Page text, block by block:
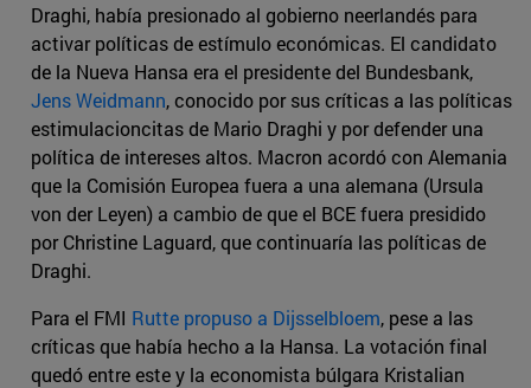
Draghi, había presionado al gobierno neerlandés para
activar políticas de estímulo económicas. El candidato
de la Nueva Hansa era el presidente del Bundesbank,
Jens Weidmann, conocido por sus críticas a las políticas
estimulacioncitas de Mario Draghi y por defender una
política de intereses altos. Macron acordó con Alemania
que la Comisión Europea fuera a una alemana (Ursula
von der Leyen) a cambio de que el BCE fuera presidido
por Christine Laguard, que continuaría las políticas de
Draghi.
Para el FMI Rutte propuso a Dijsselbloem, pese a las
críticas que había hecho a la Hansa. La votación final
quedó entre este y la economista búlgara Kristalian